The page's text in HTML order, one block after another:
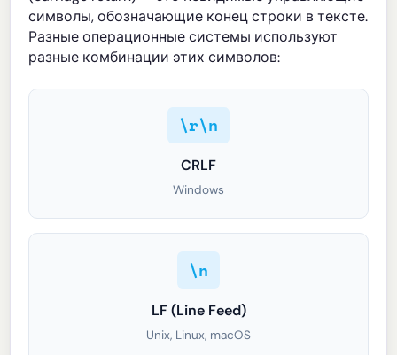
символы, обозначающие конец строки в тексте.
Разные операционные системы используют
разные комбинации этих символов:
\r\n
CRLF
Windows
\n
LF (Line Feed)
Unix, Linux, macOS